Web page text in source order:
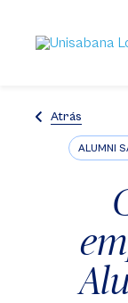
contenido
principal
Atrás
ALUMNI